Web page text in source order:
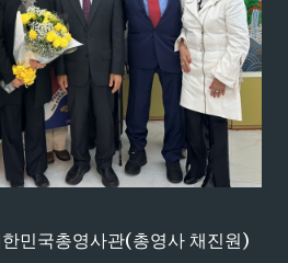
민국총영사관(총영사 채진원)